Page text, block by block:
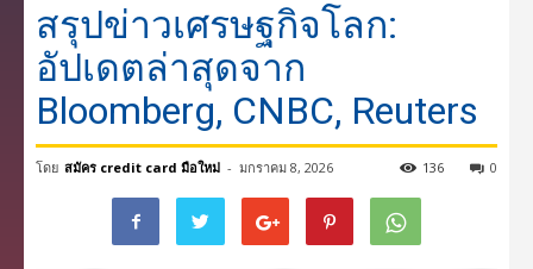
สรุปข่าวเศรษฐกิจโลก:
อัปเดตล่าสุดจาก
Bloomberg, CNBC, Reuters
โดย สมัคร credit card มือใหม่ - มกราคม 8, 2026 0
136